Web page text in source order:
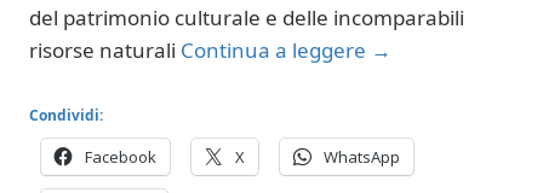
del patrimonio culturale e delle incomparabili
risorse naturali Continua a leggere →
Condividi:
Facebook X WhatsApp